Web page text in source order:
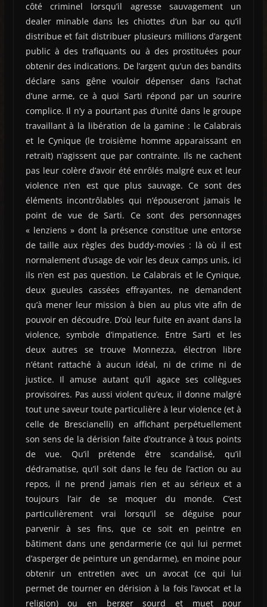
côté criminel lorsqu’il agresse sauvagement un
dealer minable dans les chiottes d’un bar ou qu’il
distribue et fait distribuer plusieurs millions d’argent
public à des trafiquants ou à des prostituées pour
obtenir des indications. De l’argent qu’un des bandits
déclare sans gêne vouloir dépenser dans l’achat
d’une arme, ce à quoi Sarti répond par un sourire
complice. Il n’y a pourtant pas d’unité dans le groupe
travaillant à la libération de la gamine : le Calabrais
et le Cynique (le troisième homme apparaissant en
retrait) n’agissent que par contrainte. Ils ne cachent
pas leur colère d’avoir été enrôlés malgré eux et leur
violence n’en est que plus sauvage. Ce sont des
éléments incontrôlables qui n’épouseront jamais le
point de vue de Sarti. Ce sont des personnages
« lenziens » dont la présence constitue une entorse
de taille aux règles des buddy-movies : là où il est
normalement d’usage de voir les deux camps unis, ici
ils n’en est pas question. Le Calabrais et le Cynique,
deux gueules cassées effrayantes, ne demandent
qu’à mener leur mission à bien au plus vite afin de
pouvoir en découdre. D’où leur fuite en avant dans la
violence, symbole d’impatience. Entre Sarti et les
deux autres se trouve Monnezza, électron libre
n’étant rattaché à aucun idéal, ni de crime ni de
justice. Il amuse autant qu’il agace ses collègues
provisoires. Pas aussi violent qu’eux, il donne malgré
tout une saveur toute particulière à leur violence (et à
celle de Brescianelli) en affichant perpétuellement
son sens de la dérision faite d’outrance à tous points
de vue. Qu’il prétende être scandalisé, qu’il
dédramatise, qu’il soit dans le feu de l’action ou au
repos, il ne prend jamais rien et au sérieux et a
toujours l’air de se moquer du monde. C’est
particulièrement vrai lorsqu’il se déguise pour
parvenir à ses fins, que ce soit en peintre en
bâtiment dans une gendarmerie (ce qui lui permet
d’asperger de peinture un gendarme), en moine pour
obtenir un entretien avec un avocat (ce qui lui
permet de tourner en dérision à la fois l’avocat et la
religion) ou en berger sourd et muet pour